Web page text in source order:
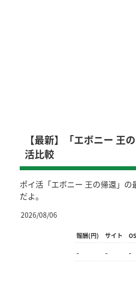
【最新】「エボニー 王
活比較
ポイ活「エボニー 王の帰還」の
だよ。
2026/08/06
報酬(円) サイト OS
- - -